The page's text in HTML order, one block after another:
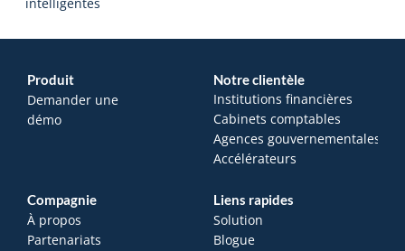
intelligentes
Produit
Demander une
démo
Notre clientèle
Institutions financières
Cabinets comptables
Agences gouvernementales
Accélérateurs
Compagnie
À propos
Partenariats
Liens rapides
Solution
Blogue